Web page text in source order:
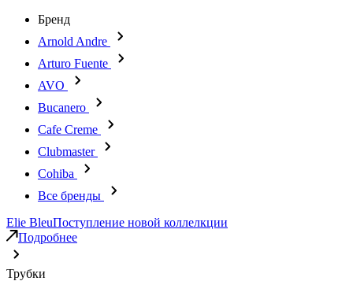
Бренд
Arnold Andre
Arturo Fuente
AVO
Bucanero
Cafe Creme
Clubmaster
Cohiba
Все бренды
Elie BleuПоступление новой коллелкции
Подробнее
Трубки